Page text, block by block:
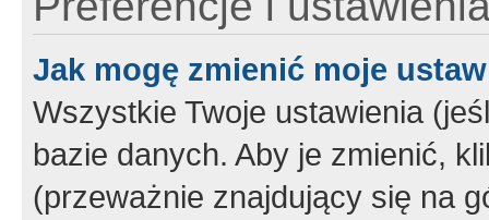
Jak mogę zmienić moje
Wszystkie Twoje ustawienia
bazie danych. Aby je zmienić,
(przeważnie znajdujący się na